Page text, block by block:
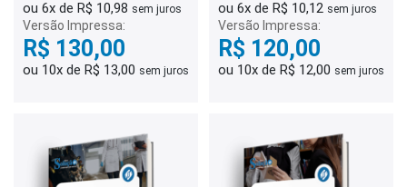
ou 6x de R$ 10,98 sem juros
Versão Impressa:
R$ 130,00
ou 10x de R$ 13,00 sem juros
ou 6x de R$ 10,12 sem juros
Versão Impressa:
R$ 120,00
ou 10x de R$ 12,00 sem juros